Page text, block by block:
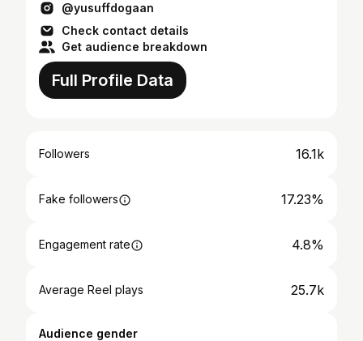
@yusuffdogaan
Check contact details
Get audience breakdown
Full Profile Data
Followers 16.1k
Fake followers 17.23%
Engagement rate 4.8%
Average Reel plays 25.7k
Audience gender